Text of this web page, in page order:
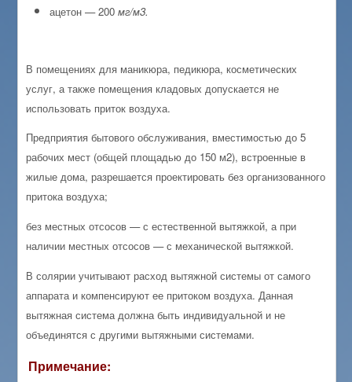
ацетон — 200мг/м3.
В помещениях для маникюра, педикюра, косметических
услуг, а также помещения кладовых допускается не
использовать приток воздуха.
Предприятия бытового обслуживания, вместимостью до 5
рабочих мест (общей площадью до 150 м2), встроенные в
жилые дома, разрешается проектировать без организованного
притока воздуха;
без местных отсосов — с естественной вытяжкой, а при
наличии местных отсосов — с механической вытяжкой.
В солярии учитывают расход вытяжной системы от самого
аппарата и компенсируют ее притоком воздуха. Данная
вытяжная система должна быть индивидуальной и не
объединятся с другими вытяжными системами.
Примечание: